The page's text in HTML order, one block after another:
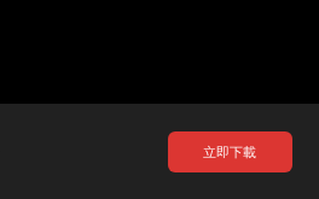
立即下載